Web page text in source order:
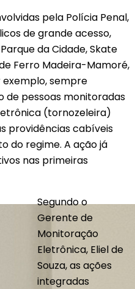
pela Polícia Penal,
de grande acesso,
da Cidade, Skate
Ferro Madeira-Mamoré,
exemplo, sempre
de pessoas monitoradas
(tornozeleira)
providências cabíveis
do regime. A ação já
nas primeiras
Segundo o
Gerente de
Monitoração
Eletrônica, Eliel de
Souza, as ações
integradas